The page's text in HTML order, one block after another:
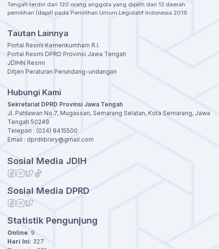
Tengah terdiri dari 120 orang anggota yang dipilih dari 13 daerah
pemilihan (dapil) pada Pemilihan Umum Legislatif Indonesia 2019.
Tautan Lainnya
Portal Resmi Kemenkumham R.I.
Portal Resmi DPRD Provinsi Jawa Tengah
JDIHN Resmi
Ditjen Peraturan Perundang-undangan
Hubungi Kami
Sekretariat DPRD Provinsi Jawa Tengah
Jl. Pahlawan No.7, Mugassari, Semarang Selatan, Kota Semarang, Jawa
Tengah 50249
Telepon : (024) 8415500
Email : dprdlibrary@gmail.com
Sosial Media JDIH
Sosial Media DPRD
Statistik Pengunjung
Online: 9
Hari Ini: 327